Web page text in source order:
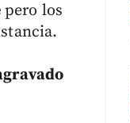
pero los